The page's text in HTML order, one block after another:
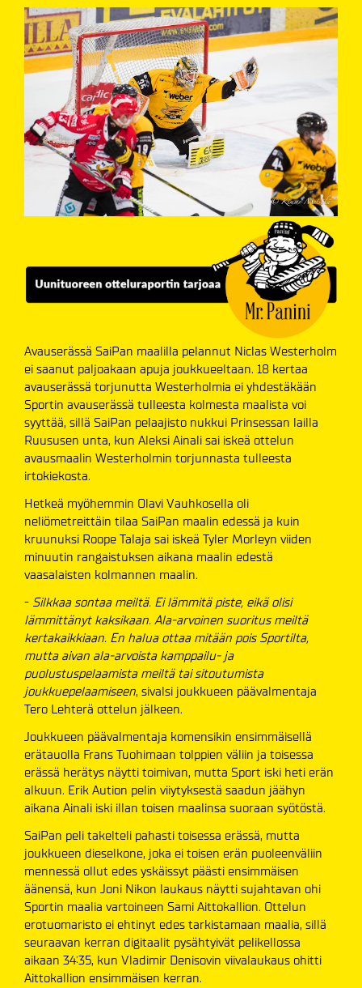
Avauserässä SaiPan maalilla pelannut Niclas Westerholm
ei saanut paljoakaan apuja joukkueeltaan. 18 kertaa
avauserässä torjunutta Westerholmia ei yhdestäkään
Sportin avauserässä tulleesta kolmesta maalista voi
syyttää, sillä SaiPan pelaajisto nukkui Prinsessan lailla
Ruususen unta, kun Aleksi Ainali sai iskeä ottelun
avausmaalin Westerholmin torjunnasta tulleesta
irtokiekosta.
Hetkeä myöhemmin Olavi Vauhkosella oli
neliömetreittäin tilaa SaiPan maalin edessä ja kuin
kruunuksi Roope Talaja sai iskeä Tyler Morleyn viiden
minuutin rangaistuksen aikana maalin edestä
vaasalaisten kolmannen maalin.
- Silkkaa sontaa meiltä. Ei lämmitä piste, eikä olisi
lämmittänyt kaksikaan. Ala-arvoinen suoritus meiltä
kertakaikkiaan. En halua ottaa mitään pois Sportilta,
mutta aivan ala-arvoista kamppailu- ja
puolustuspelaamista meiltä tai sitoutumista
joukkuepelaamiseen, sivalsi joukkueen päävalmentaja
Tero Lehterä ottelun jälkeen.
Joukkueen päävalmentaja komensikin ensimmäisellä
erätauolla Frans Tuohimaan tolppien väliin ja toisessa
erässä herätys näytti toimivan, mutta Sport iski heti erän
alkuun. Erik Aution pelin viiytyksestä saadun jäähyn
aikana Ainali iski illan toisen maalinsa suoraan syötöstä.
SaiPan peli takelteli pahasti toisessa erässä, mutta
joukkueen dieselkone, joka ei toisen erän puoleenväliin
mennessä ollut edes yskäissyt päästi ensimmäisen
äänensä, kun Joni Nikon laukaus näytti sujahtavan ohi
Sportin maalia vartoineen Sami Aittokallion. Ottelun
erotuomaristo ei ehtinyt edes tarkistamaan maalia, sillä
seuraavan kerran digitaalit pysähtyivät pelikellossa
aikaan 34:35, kun Vladimir Denisovin viivalaukaus ohitti
Aittokallion ensimmäisen kerran.